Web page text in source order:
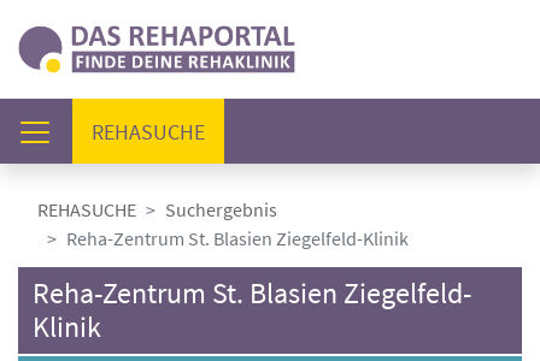
REHASUCHE(AKTUELL)
REHASUCHE
Suchergebnis
Reha-Zentrum St. Blasien Ziegelfeld-Klinik
Reha-Zentrum St. Blasien Ziegelfeld-
Klinik